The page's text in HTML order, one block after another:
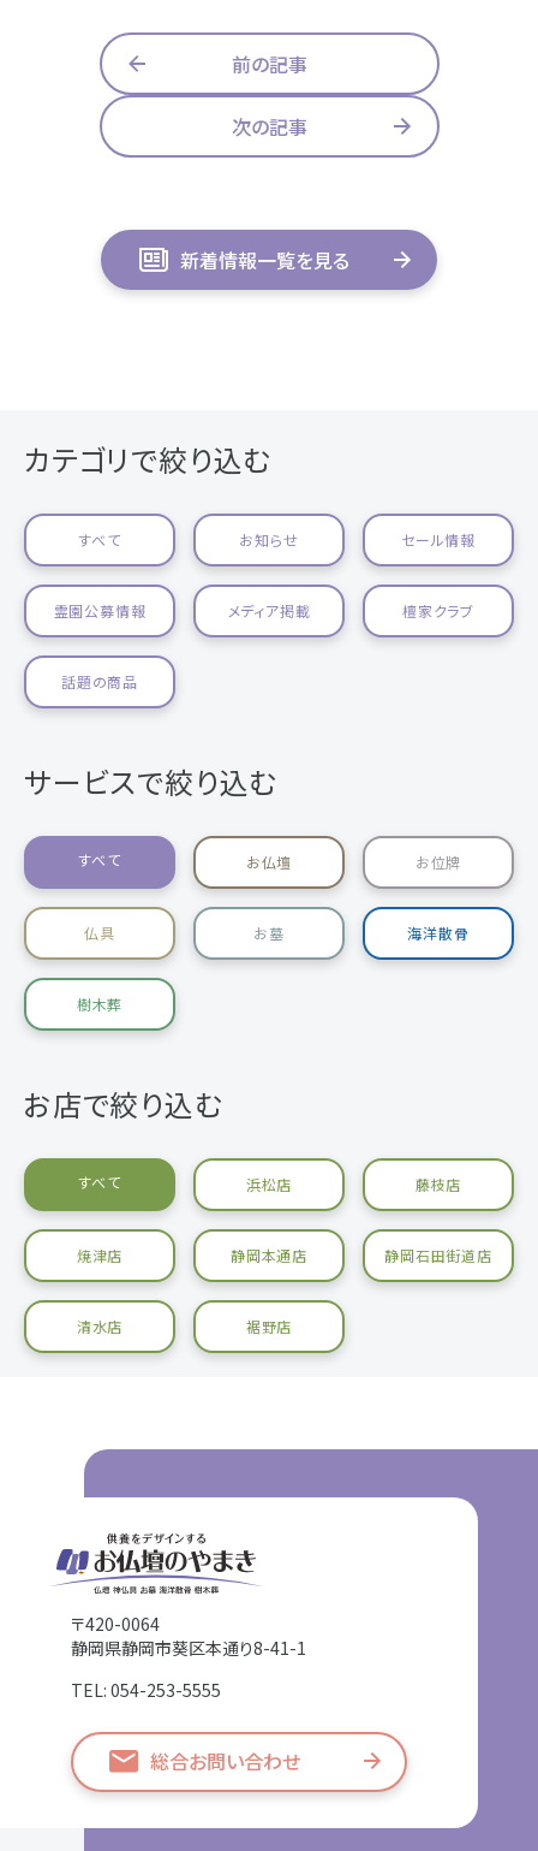
前の記事
次の記事
新着情報一覧を見る
カテゴリで絞り込む
すべて お知らせ セール情報
霊園公募情報 メディア掲載 檀家クラブ
話題の商品
サービスで絞り込む
すべて お仏壇 お位牌
仏具 お墓 海洋散骨
樹木葬
お店で絞り込む
すべて 浜松店 藤枝店
焼津店 静岡本通店 静岡石田街道店
清水店 裾野店
〒420-0064
静岡県静岡市葵区本通り8-41-1
TEL: 054-253-5555
総合お問い合わせ